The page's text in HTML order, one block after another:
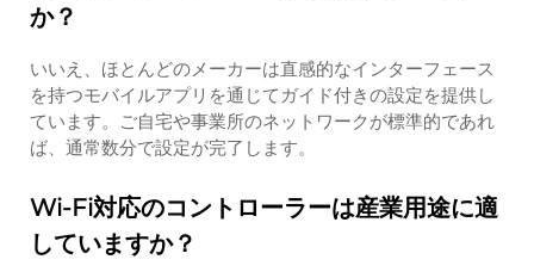
か？
いいえ、ほとんどのメーカーは直感的なインターフェース
を持つモバイルアプリを通じてガイド付きの設定を提供し
ています。ご自宅や事業所のネットワークが標準的であれ
ば、通常数分で設定が完了します。
Wi-Fi対応のコントローラーは産業用途に適
していますか？